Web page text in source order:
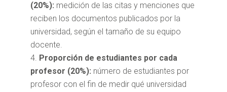
(20%): medición de las citas y menciones que
reciben los documentos publicados por la
universidad, según el tamaño de su equipo
docente.
Proporción de estudiantes por cada
profesor (20%): número de estudiantes por
profesor con el fin de medir qué universidad